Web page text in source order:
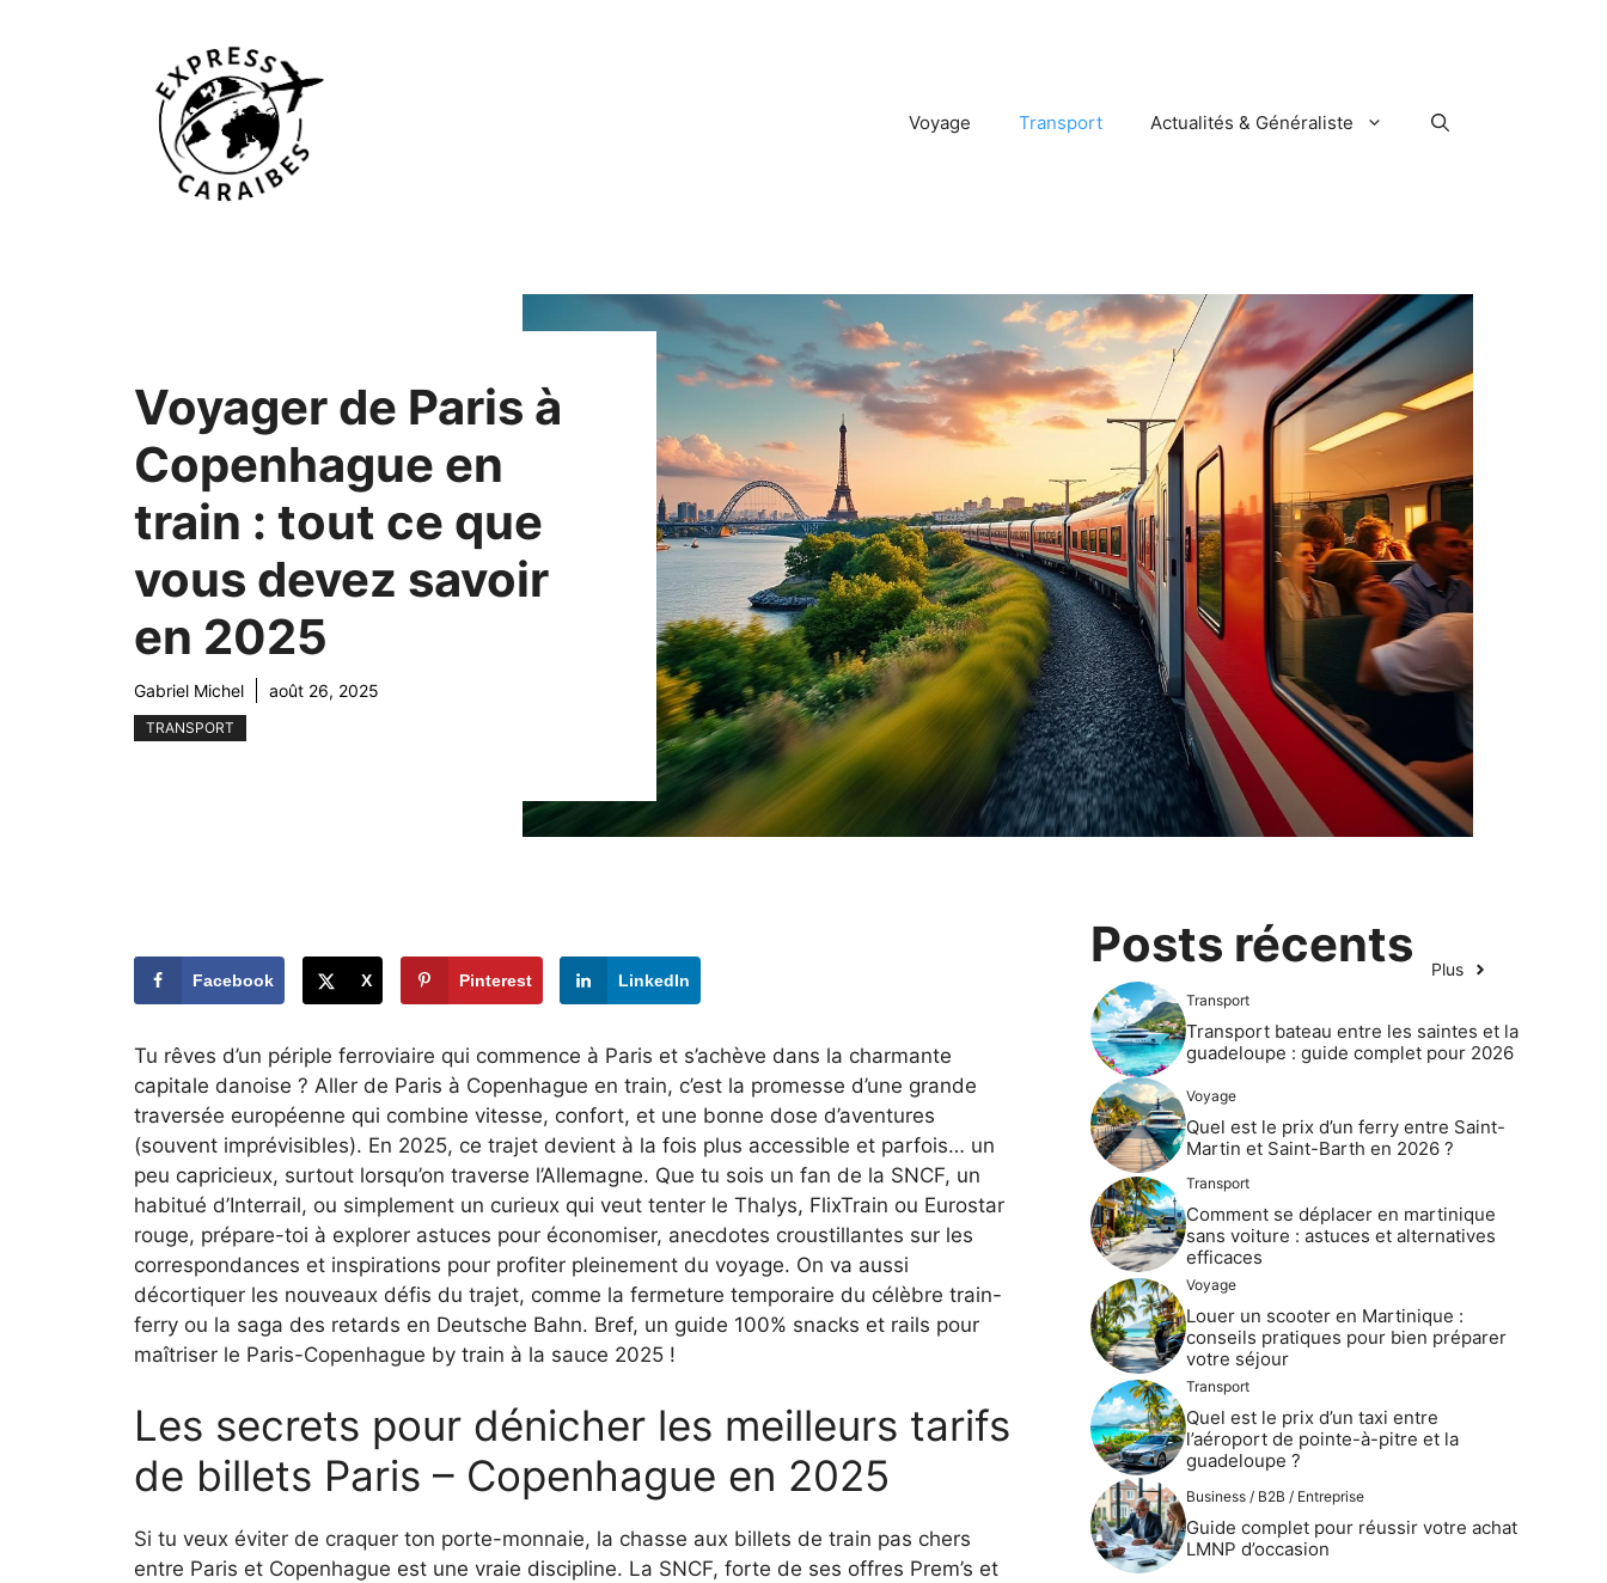
Voyage Transport Actualités & Généraliste
Voyager de Paris à
Copenhague en
train : tout ce que
vous devez savoir
en 2025
Gabriel Michel août 26, 2025
TRANSPORT
Facebook X Pinterest LinkedIn
Tu rêves d’un périple ferroviaire qui commence à Paris et s’achève dans la charmante
capitale danoise ? Aller de Paris à Copenhague en train, c’est la promesse d’une grande
traversée européenne qui combine vitesse, confort, et une bonne dose d’aventures
(souvent imprévisibles). En 2025, ce trajet devient à la fois plus accessible et parfois… un
peu capricieux, surtout lorsqu’on traverse l’Allemagne. Que tu sois un fan de la SNCF, un
habitué d’Interrail, ou simplement un curieux qui veut tenter le Thalys, FlixTrain ou Eurostar
rouge, prépare-toi à explorer astuces pour économiser, anecdotes croustillantes sur les
correspondances et inspirations pour profiter pleinement du voyage. On va aussi
décortiquer les nouveaux défis du trajet, comme la fermeture temporaire du célèbre train-
ferry ou la saga des retards en Deutsche Bahn. Bref, un guide 100% snacks et rails pour
maîtriser le Paris-Copenhague by train à la sauce 2025 !
Les secrets pour dénicher les meilleurs tarifs
de billets Paris – Copenhague en 2025
Si tu veux éviter de craquer ton porte-monnaie, la chasse aux billets de train pas chers
entre Paris et Copenhague est une vraie discipline. La SNCF, forte de ses offres Prem’s et
Posts récents Plus
Transport
Transport bateau entre les saintes et la
guadeloupe : guide complet pour 2026
Voyage
Quel est le prix d’un ferry entre Saint-
Martin et Saint-Barth en 2026 ?
Transport
Comment se déplacer en martinique
sans voiture : astuces et alternatives
efficaces
Voyage
Louer un scooter en Martinique :
conseils pratiques pour bien préparer
votre séjour
Transport
Quel est le prix d’un taxi entre
l’aéroport de pointe-à-pitre et la
guadeloupe ?
Business / B2B / Entreprise
Guide complet pour réussir votre achat
LMNP d’occasion